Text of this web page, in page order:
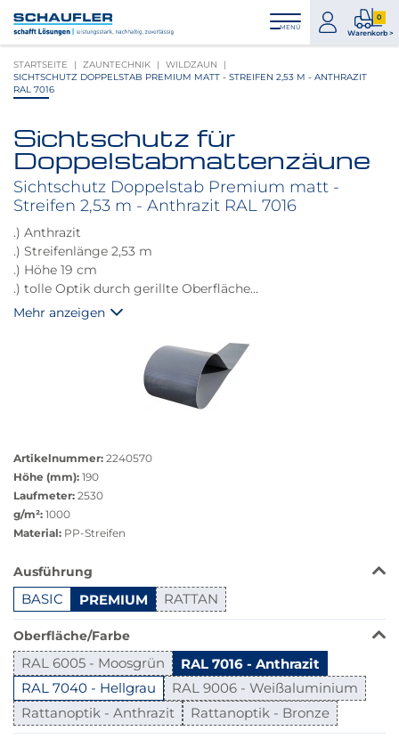
Inhalt
Hauptnavigation
Footernavigation
Logo
Schaufler
verlinkt
zur
MENÜ
zum
Konto
0
Warenkorb >
0
STARTSEITE ZAUNTECHNIK
WILDZAUN
SICHTSCHUTZ DOPPELSTAB PREMIUM MATT - STREIFEN 2,53 M - ANTHRAZIT
RAL 7016
Produktbilder
überspringen
Sichtschutz für
Doppelstabmattenzäune
Sichtschutz Doppelstab Premium matt -
Streifen 2,53 m - Anthrazit RAL 7016
.) Anthrazit
.) Streifenlänge 2,53 m
.) Höhe 19 cm
.) tolle Optik durch gerillte Oberfläche
.) schwere Ausführung - 1000 g/m²
.) besonders formstabil
Zur Fixierung benötigen Sie KEINE Klemmschienen
Mehr anzeigen
anzeigen
Artikelnummer: 2240570
Höhe (mm): 190
Laufmeter: 2530
g/m²: 1000
Material: PP-Streifen
Das
ist
in
dieser
Variante
nicht
verfügbar.
Bei
Klick
Ausführung
BASIC PREMIUM RATTAN
Oberfläche/Farbe
RAL 6005 - Moosgrün RAL 7016 - Anthrazit
RAL 7040 - Hellgrau
RAL 9006 - Weißaluminium
Rattanoptik - Anthrazit
Rattanoptik - Bronze